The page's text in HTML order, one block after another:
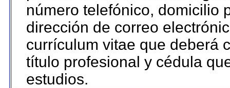
número telefónico, domicilio
dirección de correo
currículum vitae que deberá
título profesional y cédula
estudios.